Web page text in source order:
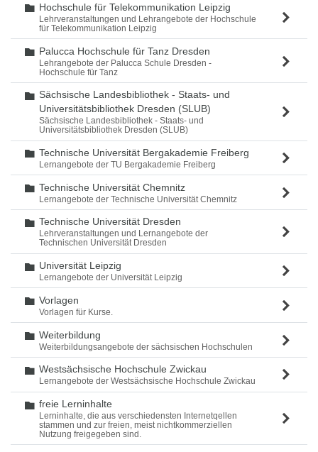
Ordner
Hochschule für Telekommunikation Leipzig
Lehrveranstaltungen und Lehrangebote der Hochschule
für Telekommunikation Leipzig
Ordner
Palucca Hochschule für Tanz Dresden
Lehrangebote der Palucca Schule Dresden -
Hochschule für Tanz
Ordner
Sächsische Landesbibliothek - Staats- und
Universitätsbibliothek Dresden (SLUB)
Sächsische Landesbibliothek - Staats- und
Universitätsbibliothek Dresden (SLUB)
Ordner
Technische Universität Bergakademie Freiberg
Lernangebote der TU Bergakademie Freiberg
Ordner
Technische Universität Chemnitz
Lernangebote der Technische Universität Chemnitz
Ordner
Technische Universität Dresden
Lehrveranstaltungen und Lernangebote der
Technischen Universität Dresden
Ordner
Universität Leipzig
Lernangebote der Universität Leipzig
Ordner
Vorlagen
Vorlagen für Kurse.
Ordner
Weiterbildung
Weiterbildungsangebote der sächsischen Hochschulen
Ordner
Westsächsische Hochschule Zwickau
Lernangebote der Westsächsische Hochschule Zwickau
Ordner
freie Lerninhalte
Lerninhalte, die aus verschiedensten Internetqellen
stammen und zur freien, meist nichtkommerziellen
Nutzung freigegeben sind.